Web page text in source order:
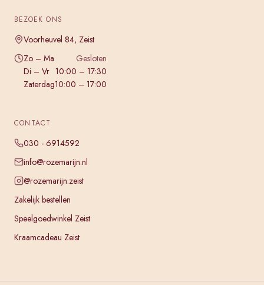
BEZOEK ONS
Voorheuvel 84, Zeist
Zo – Ma
Gesloten
Di – Vr 10:00 – 17:30
Zaterdag10:00 – 17:00
CONTACT
030 - 6914592
info@rozemarijn.nl
@rozemarijn.zeist
Zakelijk bestellen
Speelgoedwinkel Zeist
Kraamcadeau Zeist